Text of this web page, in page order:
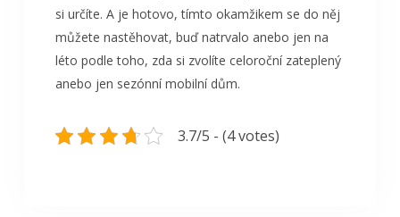
si určíte. A je hotovo, tímto okamžikem se do něj
můžete nastěhovat, buď natrvalo anebo jen na
léto podle toho, zda si zvolíte celoroční zateplený
anebo jen sezónní mobilní dům.
3.7/5 - (4 votes)